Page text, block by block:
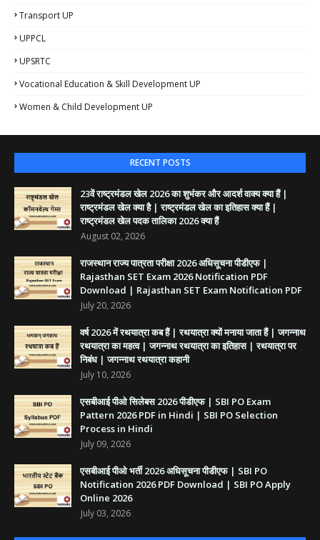
Transport UP
UPPCL
UPSRTC
Vocational Education & Skill Development UP
Women & Child Development UP
RECENT POSTS
23वें राष्ट्रमंडल खेल 2026 का शुभंकर और आदर्श वाक्य क्या हैं |
राष्ट्रमंडल खेल क्या है | राष्ट्रमंडल खेल का इतिहास क्या हैं |
राष्ट्रमंडल खेल पदक तालिका 2026 क्या हैं
August 02, 2026
राजस्थान राज्य पात्रता परीक्षा 2026 अधिसूचना पीडीएफ |
Rajasthan SET Exam 2026 Notification PDF
Download | Rajasthan SET Exam Notification PDF
July 20, 2026
वर्ष 2026 में रथयात्रा कब हैं | रथयात्रा क्यों मनाया जाता हैं | जगन्नाथ
रथयात्रा का महत्व | जगन्नाथ रथयात्रा का इतिहास | रथयात्रा पर
निबंध | जगन्नाथ रथयात्रा कहानी
July 10, 2026
एसबीआई पीओ सिलेबस 2026 पीडीएफ | SBI PO Exam
Pattern 2026 PDF in Hindi | SBI PO Selection
Process in Hindi
July 09, 2026
एसबीआई पीओ भर्ती 2026 अधिसूचना पीडीएफ | SBI PO
Notification 2026 PDF Download | SBI PO Apply
Online 2026
July 03, 2026